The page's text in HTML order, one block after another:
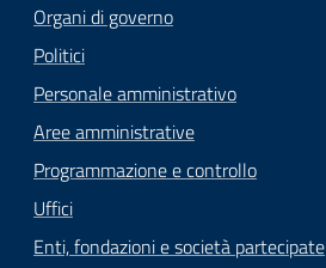
Organi di governo
Politici
Personale amministrativo
Aree amministrative
Programmazione e controllo
Uffici
Enti, fondazioni e società partecipate